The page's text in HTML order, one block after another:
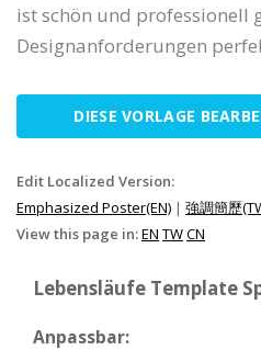
ist schön und professionell
Designanforderungen
DIESE VORLAGE
Edit Localized Version:
Emphasized Poster(EN) | 強調簡歷
View this page in:EN TWCN
Lebensläufe Template
Anpassbar: